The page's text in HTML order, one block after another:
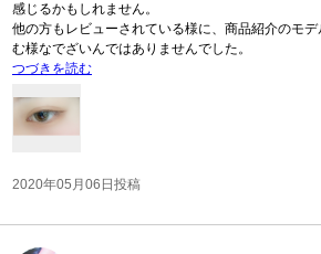
感じるかもしれません。
他の方もレビューされている様に、商品紹介のモ
む様なでざいんではありませんでした。
つづきを読む
2020年05月06日投稿